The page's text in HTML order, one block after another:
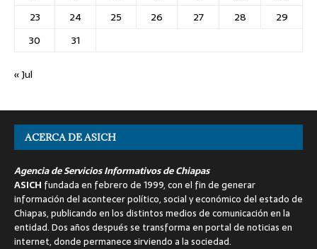
23
24 25 26 27 28
29
30
31
« Jul
ACERCA DE ASICH
Agencia de Servicios Informativos de Chiapas
ASICH fundada en febrero de 1999, con el fin de generar
información del acontecer político, social y económico del estado de
Chiapas, publicando en los distintos medios de comunicación en la
entidad. Dos años después se transforma en portal de noticias en
internet, donde permanece sirviendo a la sociedad.